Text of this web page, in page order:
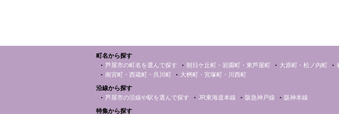
町名から探す
芦屋市の町名を選んで探す
朝日ケ丘町・岩園町・東芦屋町 大原町・松ノ内町
南宮町・西蔵町・呉川町
大桝町・宮塚町・川西町
沿線から探す
芦屋市の沿線や駅を選んで探す
JR東海道本線 阪急神戸線
阪神本線
特集から探す